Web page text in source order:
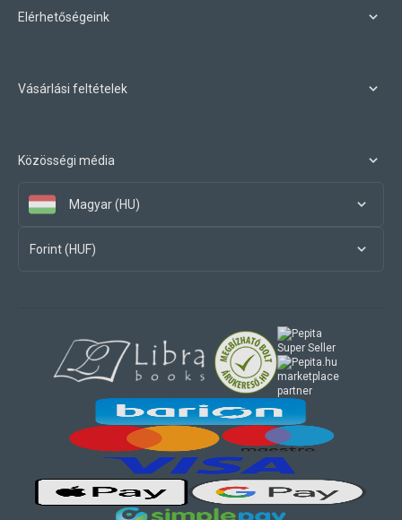
Elérhetőségeink
Vásárlási feltételek
Közösségi média
Magyar (HU)
Forint (HUF)
marketplace
partner